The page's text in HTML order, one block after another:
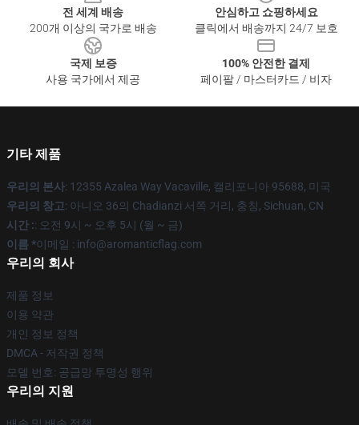
전 세계 배송
200개 이상의 국가로 배송
안심하고 쇼핑하세요
클릭에서 배송까지 24/7 보호
국제 보증
사용 국가에서 제공
100% 안전한 결제
페이팔 / 마스터카드 / 비자
기타 제품
우리의 본사: 12355 Azalea Way Vacaville, 캘리포니아 95688, 미국
우리의 창고: 아니오 36의 Chadianzi 서쪽 거리, 충칭, Sichuan, CN
시간 :: 오전 9시 ~ 오후 5시 (월 ~ 금)
이름 *이메일 : info@aromanticflag.com
우리의 회사
제품 정보
이용 약관
개인 정보 정책
DMCA - 저작권 정책
모델 번호: 공급망 투명성 행위
우리의 지원